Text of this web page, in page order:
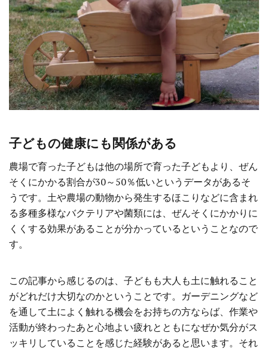
子どもの健康にも関係がある
農場で育った子どもは他の場所で育った子どもより、ぜん
そくにかかる割合が30～50％低いというデータがあるそ
うです。土や農場の動物から発生するほこりなどに含まれ
る多種多様なバクテリアや菌類には、ぜんそくにかかりに
くくする効果があることが分かっているということなので
す。
この記事から感じるのは、子どもも大人も土に触れること
がどれだけ大切なのかということです。ガーデニングなど
を通して土によく触れる機会をお持ちの方ならば、作業や
活動が終わったあと心地よい疲れとともになぜか気分がス
ッキリしていることを感じた経験があると思います。それ